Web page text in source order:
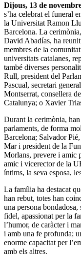
Dijous, 13 de
s’ha celebrat el funeral
la Universitat Ramon
Barcelona. La
David Abadías, ha
membres de la
universitats catalanes,
també diverses
Rull, president del
Pascual, secretari
Montserrat, consellera
Catalunya; o Xavier
Durant la cerimònia,
parlaments, de forma
Barcelona; Salvador
Mar i president de la
Morlans, prevere i amic
amic i vicerector de la
íntims, la seva esposa,
La família ha destacat
han rebut, totes han
una persona
fidel, apassionat per la
l’humor, de caràcter i
i amb una fe profunda;
enorme capacitat per
amb els altres.